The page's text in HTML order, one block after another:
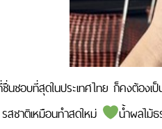
นชอบที่สุดในประเทศไทย ก็คงต้อง
รสชาติเหมือนทำสดใหม่ น้ำผลไม้